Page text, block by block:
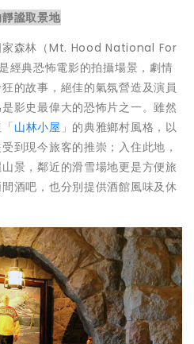
謐取景地
家森林（Mt. Hood National For
經典恐怖電影的拍攝場景，劇情
的故事，絕佳的氣氛營造及演員
影史最偉大的恐怖片之一。雖然
山林小屋」的典雅鄉村風格，以
到現今旅客的推崇；入住此地，
景，鄰近的滑雪場地更是方便旅
酒吧，也分別提供酒館風味及休